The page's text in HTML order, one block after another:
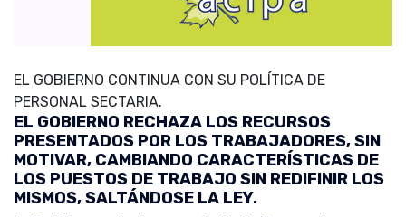
EL GOBIERNO CONTINUA CON SU POLÍTICA DE
PERSONAL SECTARIA.
EL GOBIERNO RECHAZA LOS RECURSOS
PRESENTADOS POR LOS TRABAJADORES, SIN
MOTIVAR, CAMBIANDO CARACTERÍSTICAS DE
LOS PUESTOS DE TRABAJO SIN REDIFINIR LOS
MISMOS, SALTÁNDOSE LA LEY.